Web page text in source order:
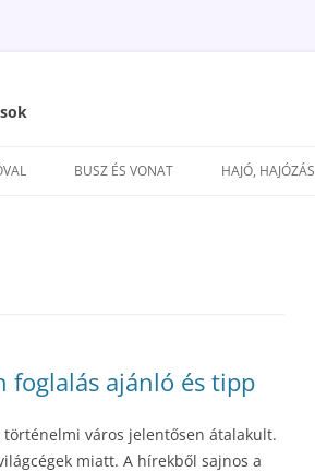
a
BUSZ ÉS VONAT HAJÓ, HAJÓZÁS
foglalás ajánló és tipp
város jelentősen átalakult.
miatt. A hírekből sajnos a